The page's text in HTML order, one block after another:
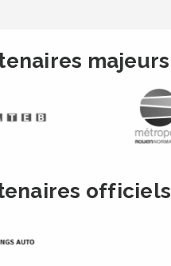
majeurs
officiels